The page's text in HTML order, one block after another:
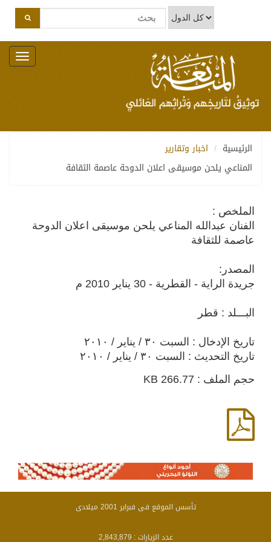
Toggle
navigation
الرئيسية
اخبار وتقارير
المناعي يلحن موسيقى اعلان الدوحة عاصمة الثقافة
الملخص :
الفنان عبدالله المناعي يلحن موسيقى اعلان الدوحة
عاصمة للثقافة
المصدر:
جريدة الراية - القطرية - 30 يناير 2010 م
البـــلد : قطر
تاريخ الإدخال : السبت ٣٠ / يناير / ٢٠١٠
تاريخ التحديث : السبت ٣٠ / يناير / ٢٠١٠
حجم الملف : 266.77 KB
تأسس الموقع فى فبراير 2001 ميلادى
عدد الزيارات : 2,843,879